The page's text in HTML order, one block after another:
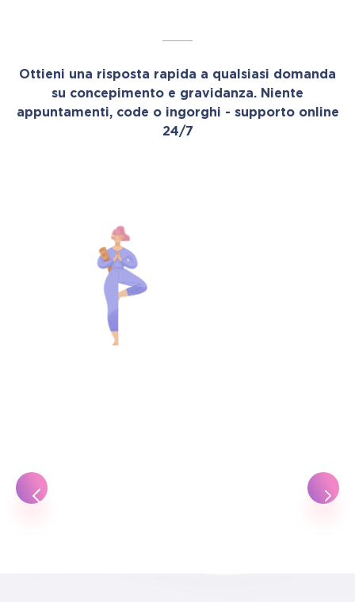
Ottieni una risposta rapida a qualsiasi domanda
su concepimento e gravidanza. Niente
appuntamenti, code o ingorghi - supporto online
24/7